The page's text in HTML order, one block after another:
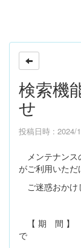
検索機
せ
投稿日時 : 2024/
メンテナンス
がご利用いただ
ご迷惑おかけ
【 期 間 】
で